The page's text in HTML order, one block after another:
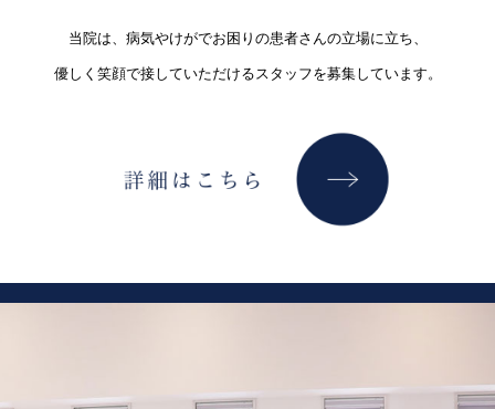
当院は、病気やけがでお困りの患者さんの立場に立ち、
優しく笑顔で接していただけるスタッフを募集しています。